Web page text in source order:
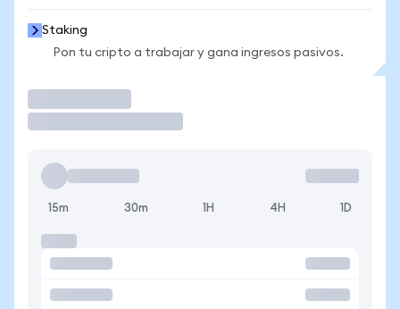
Staking
Pon tu cripto a trabajar y gana ingresos pasivos.
15m 30m 1H 4H 1D